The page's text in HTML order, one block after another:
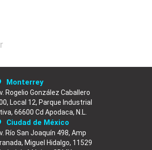
Monterrey
Rogelio González Caballero
Local 12, Parque Industrial
66600 Cd Apodaca, N.L.
Ciudad de México
Río San Joaquín 498, Amp
Miguel Hidalgo, 11529